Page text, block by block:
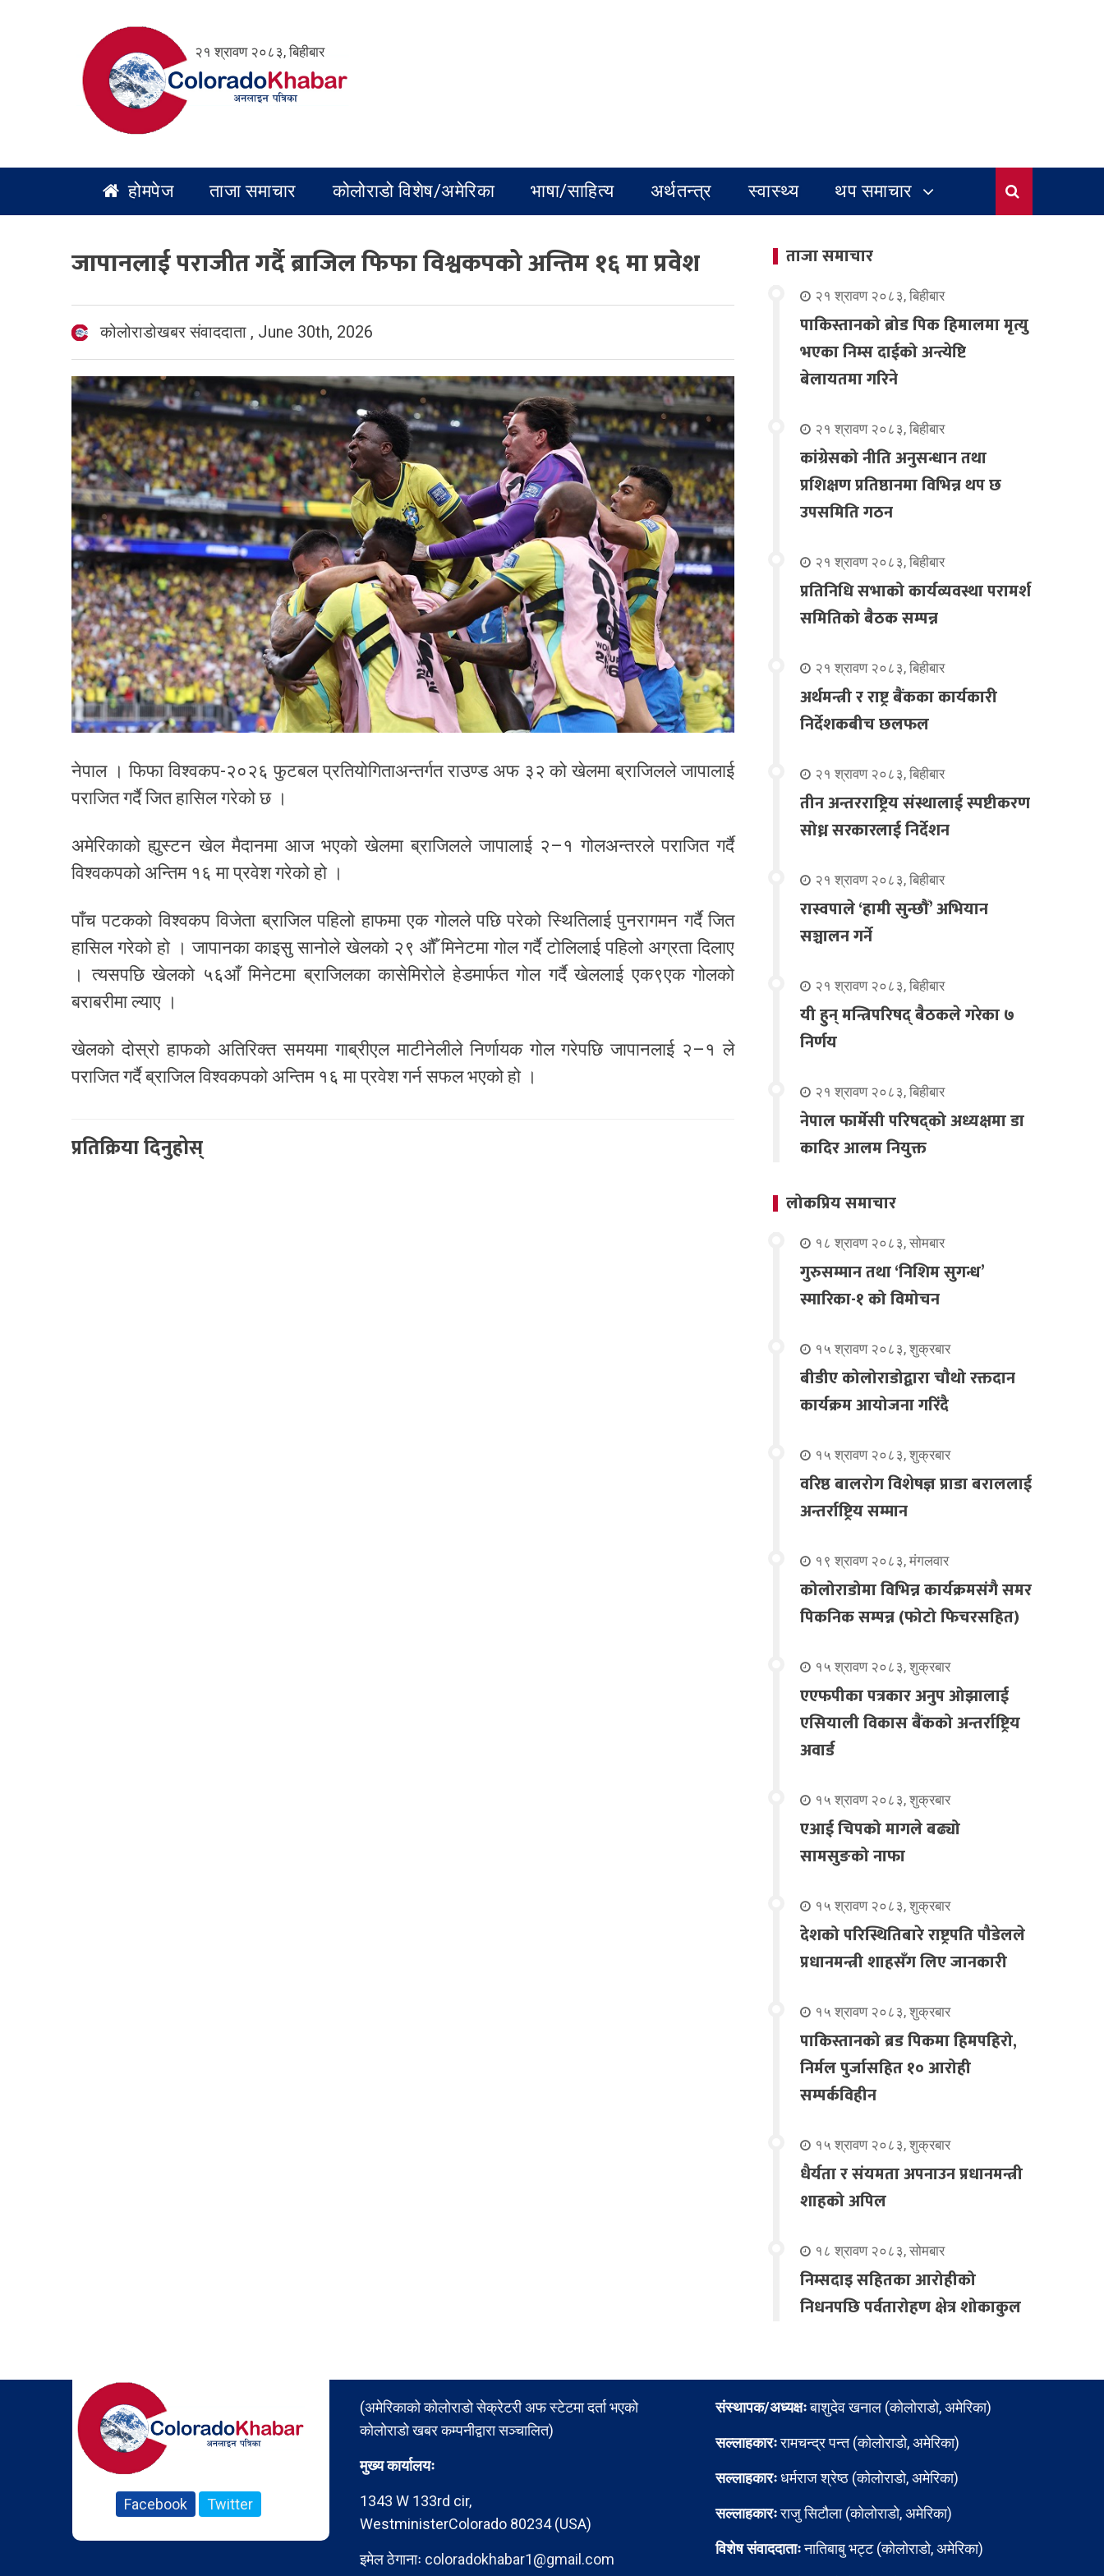
२१ श्रावण २०८३, बिहीबार
होमपेज ताजा समाचार कोलोराडो विशेष/अमेरिका भाषा/साहित्य अर्थतन्त्र स्वास्थ्य थप समाचार
जापानलाई पराजीत गर्दै ब्राजिल फिफा विश्वकपको अन्तिम १६ मा प्रवेश
कोलोराडोखबर संवाददाता , June 30th, 2026
नेपाल । फिफा विश्वकप-२०२६ फुटबल प्रतियोगिताअन्तर्गत राउण्ड अफ ३२ को खेलमा ब्राजिलले जापालाई
पराजित गर्दै जित हासिल गरेको छ ।
अमेरिकाको ह्युस्टन खेल मैदानमा आज भएको खेलमा ब्राजिलले जापालाई २–१ गोलअन्तरले पराजित गर्दै
विश्वकपको अन्तिम १६ मा प्रवेश गरेको हो ।
पाँच पटकको विश्वकप विजेता ब्राजिल पहिलो हाफमा एक गोलले पछि परेको स्थितिलाई पुनरागमन गर्दै जित
हासिल गरेको हो । जापानका काइसु सानोले खेलको २९ औँ मिनेटमा गोल गर्दै टोलिलाई पहिलो अग्रता दिलाए
। त्यसपछि खेलको ५६आँ मिनेटमा ब्राजिलका कासेमिरोले हेडमार्फत गोल गर्दै खेललाई एक९एक गोलको
बराबरीमा ल्याए ।
खेलको दोस्रो हाफको अतिरिक्त समयमा गाब्रीएल माटीनेलीले निर्णायक गोल गरेपछि जापानलाई २–१ ले
पराजित गर्दै ब्राजिल विश्वकपको अन्तिम १६ मा प्रवेश गर्न सफल भएको हो ।
प्रतिक्रिया दिनुहोस्
ताजा समाचार
२१ श्रावण २०८३, बिहीबार
पाकिस्तानको ब्रोड पिक हिमालमा मृत्यु
भएका निम्स दाईको अन्त्येष्टि
बेलायतमा गरिने
२१ श्रावण २०८३, बिहीबार
कांग्रेसको नीति अनुसन्धान तथा
प्रशिक्षण प्रतिष्ठानमा विभिन्न थप छ
उपसमिति गठन
२१ श्रावण २०८३, बिहीबार
प्रतिनिधि सभाको कार्यव्यवस्था परामर्श
समितिको बैठक सम्पन्न
२१ श्रावण २०८३, बिहीबार
अर्थमन्त्री र राष्ट्र बैंकका कार्यकारी
निर्देशकबीच छलफल
२१ श्रावण २०८३, बिहीबार
तीन अन्तरराष्ट्रिय संस्थालाई स्पष्टीकरण
सोध्न सरकारलाई निर्देशन
२१ श्रावण २०८३, बिहीबार
रास्वपाले ‘हामी सुन्छौँ’ अभियान
सञ्चालन गर्ने
२१ श्रावण २०८३, बिहीबार
यी हुन् मन्त्रिपरिषद् बैठकले गरेका ७
निर्णय
२१ श्रावण २०८३, बिहीबार
नेपाल फार्मेसी परिषद्को अध्यक्षमा डा
कादिर आलम नियुक्त
लोकप्रिय समाचार
१८ श्रावण २०८३, सोमबार
गुरुसम्मान तथा ‘निशिम सुगन्ध’
स्मारिका-१ को विमोचन
१५ श्रावण २०८३, शुक्रबार
बीडीए कोलोराडोद्वारा चौथो रक्तदान
कार्यक्रम आयोजना गरिंदै
१५ श्रावण २०८३, शुक्रबार
वरिष्ठ बालरोग विशेषज्ञ प्राडा बराललाई
अन्तर्राष्ट्रिय सम्मान
१९ श्रावण २०८३, मंगलवार
कोलोराडोमा विभिन्न कार्यक्रमसंगै समर
पिकनिक सम्पन्न (फोटो फिचरसहित)
१५ श्रावण २०८३, शुक्रबार
एएफपीका पत्रकार अनुप ओझालाई
एसियाली विकास बैंकको अन्तर्राष्ट्रिय
अवार्ड
१५ श्रावण २०८३, शुक्रबार
एआई चिपको मागले बढ्यो
सामसुङको नाफा
१५ श्रावण २०८३, शुक्रबार
देशको परिस्थितिबारे राष्ट्रपति पौडेलले
प्रधानमन्त्री शाहसँग लिए जानकारी
१५ श्रावण २०८३, शुक्रबार
पाकिस्तानको ब्रड पिकमा हिमपहिरो,
निर्मल पुर्जासहित १० आरोही
सम्पर्कविहीन
१५ श्रावण २०८३, शुक्रबार
धैर्यता र संयमता अपनाउन प्रधानमन्त्री
शाहको अपिल
१८ श्रावण २०८३, सोमबार
निम्सदाइ सहितका आरोहीको
निधनपछि पर्वतारोहण क्षेत्र शोकाकुल
Facebook Twitter
(अमेरिकाको कोलोराडो सेक्रेटरी अफ स्टेटमा दर्ता भएको
कोलोराडो खबर कम्पनीद्वारा सञ्चालित)
मुख्य कार्यालयः
1343 W 133rd cir,
WestministerColorado 80234 (USA)
इमेल ठेगानाः coloradokhabar1@gmail.com
संस्थापक/अध्यक्षःबाशुदेव खनाल (कोलोराडो, अमेरिका)
सल्लाहकारःरामचन्द्र पन्त (कोलोराडो, अमेरिका)
सल्लाहकारःधर्मराज श्रेष्ठ (कोलोराडो, अमेरिका)
सल्लाहकारःराजु सिटौला (कोलोराडो, अमेरिका)
विशेष संवाददाताःनातिबाबु भट्ट (कोलोराडो, अमेरिका)